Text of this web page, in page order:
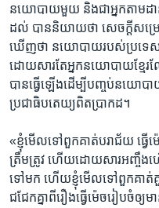
នយោបាយ​មួយ​ និង​ជា​អ្នក​តាមដ
ដល់​ បាន​និយាយ​ថា ​សេចក្តី​សម្រ
ឃើញ​ថា​ នយោបាយ​របស់​ប្រទេស​
ដោយ​សារតែ​អ្នក​នយោបាយ​ខ្មែរ​ល
បាន​ធ្វើ​ឡើង​ដើម្បី​បញ្ចប់​នយោ
ប្រជា​ធិបតេយ្យ​ពិត​ប្រាកដ។​
«ខ្ញុំ​មើល​ទៅ​ពួក​គាត់​បរាជ័យ​ ធ្វើ​
ត្រឹម​ត្រូវ​ ហើយ​ដោយ​សារ​អញ្ចឹង​ហ
ទៅ​មក​ ហើយ​ខ្ញុំមើល​ទៅ​ពួកគាត់​
ជជែក​គ្នា​ពី​រឿង​ធ្វើ​ម៉េច​រៀប​ចំ​ឲ្យ​